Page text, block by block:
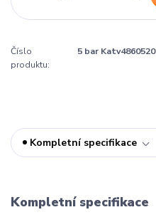
Číslo
produktu:
5 bar Katv4860520
Kompletní specifikace
Kompletní specifikace